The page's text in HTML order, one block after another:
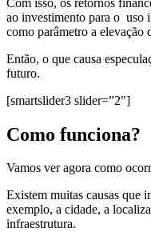
ao investimento para o uso
como parâmetro a elevação
Então, o que causa
futuro.
[smartslider3 slider=”2″]
Como funciona?
Vamos ver agora como
Existem muitas causas que
exemplo, a cidade, a
infraestrutura.